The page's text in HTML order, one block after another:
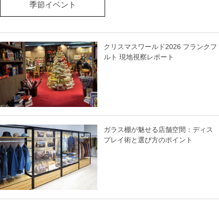
季節イベント
クリスマスワールド2026 フランクフ
ルト 現地視察レポート
ガラス棚が魅せる店舗空間：ディス
プレイ術と選び方のポイント